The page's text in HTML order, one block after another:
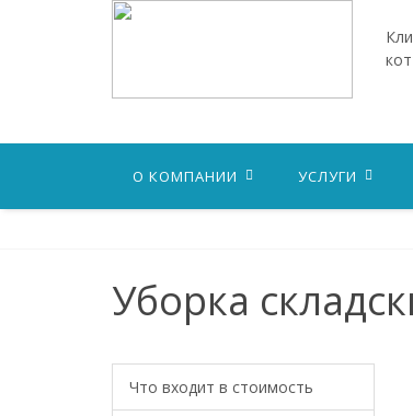
О КОМПАНИИ УСЛУГИ
Уборка
Что входит в стоимость